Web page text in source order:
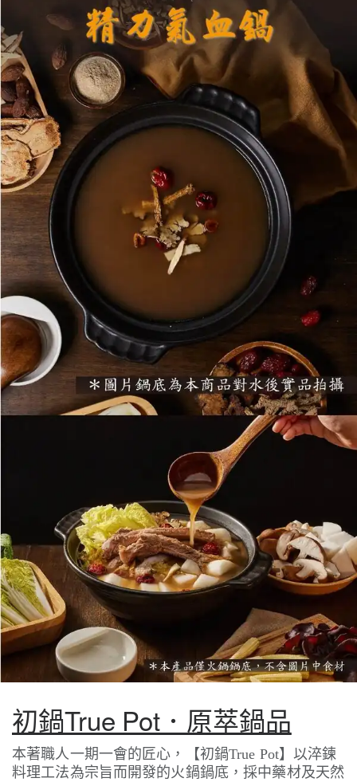
初鍋True Pot．原萃鍋品
本著職人一期一會的匠心，【初鍋True Pot】以淬鍊
料理工法為宗旨而開發的火鍋鍋底，採中藥材及天然